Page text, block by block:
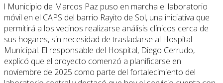
l Municipio de Marcos Paz puso en marcha el laboratorio
móvil en el CAPS del barrio Rayito de Sol, una iniciativa que
permitirá a los vecinos realizarse análisis clínicos cerca de
sus hogares, sin necesidad de trasladarse al Hospital
Municipal. El responsable del Hospital, Diego Cerrudo,
explicó que el proyecto comenzó a planificarse en
noviembre de 2025 como parte del fortalecimiento del